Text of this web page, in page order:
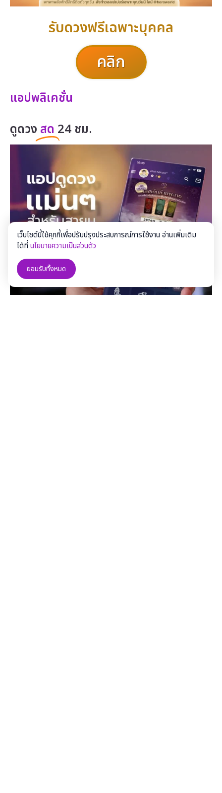
รับดวงฟรีเฉพาะบุคคล
คลิก
แอปพลิเคชั่น
ดูดวง สด 24 ชม.
เว็บไซต์นี้ใช้คุกกี้เพื่อปรับปรุงประสบการณ์การใช้งาน อ่านเพิ่มเติม
ได้ที่นโยบายความเป็นส่วนตัว
ยอมรับทั้งหมด